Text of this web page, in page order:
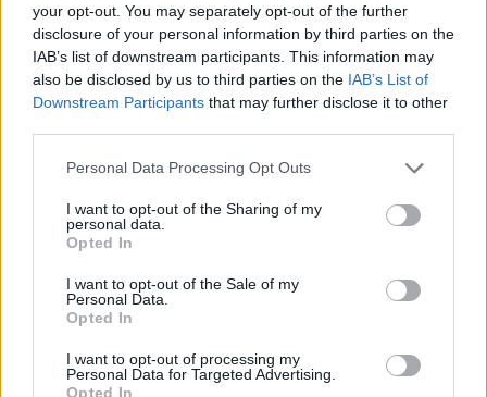
your opt-out. You may separately opt-out of the further
disclosure of your personal information by third parties on the
IAB’s list of downstream participants. This information may
also be disclosed by us to third parties on the IAB’s List of
Downstream Participants that may further disclose it to other
Personal Data Processing Opt Outs
I want to opt-out of the Sharing of my
personal data.
Opted In
I want to opt-out of the Sale of my
Personal Data.
Opted In
I want to opt-out of processing my
Personal Data for Targeted Advertising.
Opted In